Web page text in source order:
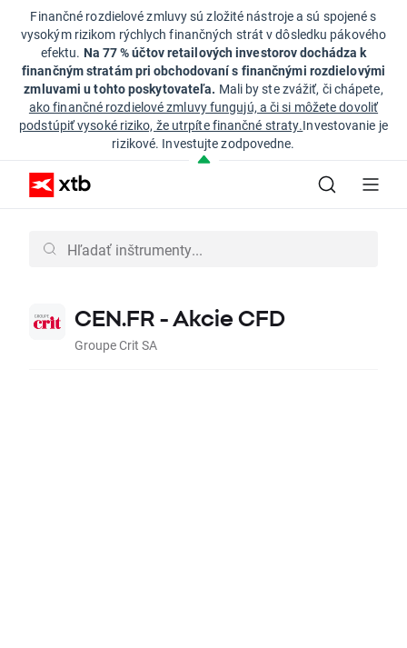
Finančné rozdielové zmluvy sú zložité nástroje a sú spojené s
vysokým rizikom rýchlych finančných strát v dôsledku pákového
efektu. Na 77 % účtov retailových investorov dochádza k
finančným stratám pri obchodovaní s finančnými rozdielovými
zmluvami u tohto poskytovateľa. Mali by ste zvážiť, či chápete,
ako finančné rozdielové zmluvy fungujú, a či si môžete dovoliť
podstúpiť vysoké riziko, že utrpíte finančné straty.Investovanie je
rizikové. Investujte zodpovedne.
CEN.FR - Akcie CFD
Groupe Crit SA